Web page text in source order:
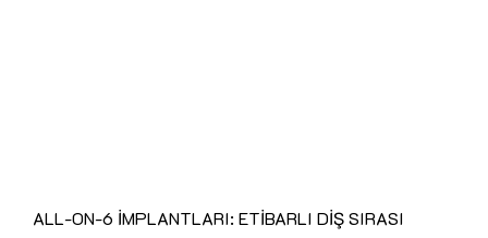
ALL-ON-6 İMPLANTLARI: ETİBARLI DİŞ SIRASI